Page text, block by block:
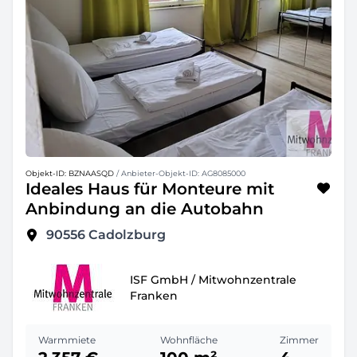
Objekt-ID: BZNAASQD / Anbieter-Objekt-ID: AG8085000
Ideales Haus für Monteure mit
Anbindung an die Autobahn
90556 Cadolzburg
ISF GmbH / Mitwohnzentrale
Franken
Warmmiete Wohnfläche Zimmer